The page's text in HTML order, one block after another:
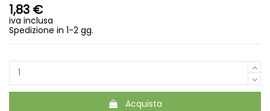
1,83 €
iva inclusa
Spedizione in 1-2 gg.
Acquista